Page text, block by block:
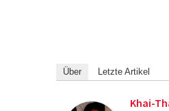
Über Letzte Artikel
Khai-